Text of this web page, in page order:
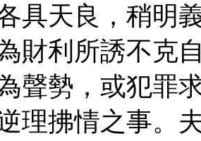
具天良，稍明
財利所誘不克
聲勢，或犯罪
理拂情之事。